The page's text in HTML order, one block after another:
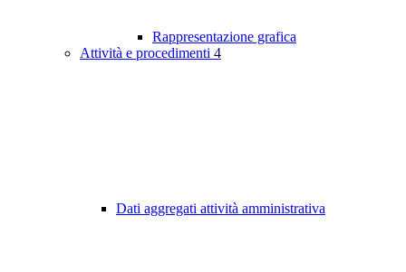
Rappresentazione grafica
Attività e procedimenti 4
Dati aggregati attività amministrativa